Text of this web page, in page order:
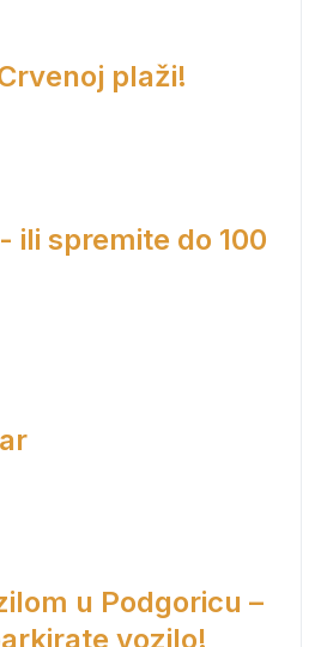
plaži!
ili spremite do 100
u Podgoricu –
vozilo!